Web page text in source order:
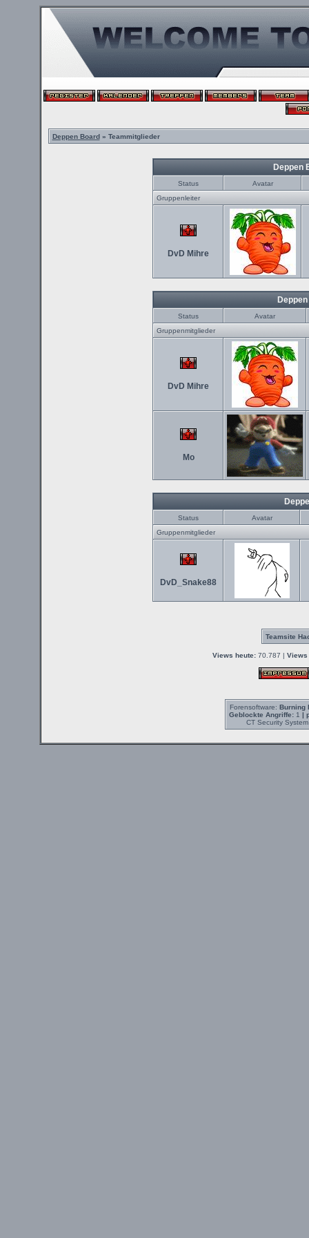
Deppen Board» Teammitglieder
Deppen
Status
Avatar
Gruppenleiter
DvD Mihre
Status
Avatar
Gruppenmitglieder
DvD Mihre
Mo
Status
Avatar
Gruppenmitglieder
DvD_Snake88
Teamsite
Views heute:70.787 | Views
Forensoftware: Burning
Geblockte Angriffe:1 |
CT Security